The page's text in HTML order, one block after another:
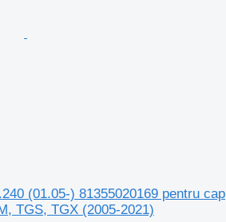
(01.05-) 81355020169 pentru cap
TGS, TGX (2005-2021)